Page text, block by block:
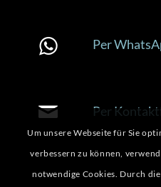
Per
Per
Um unsere Webseite für Sie
verbessern zu können,
notwendige Cookies. Durch